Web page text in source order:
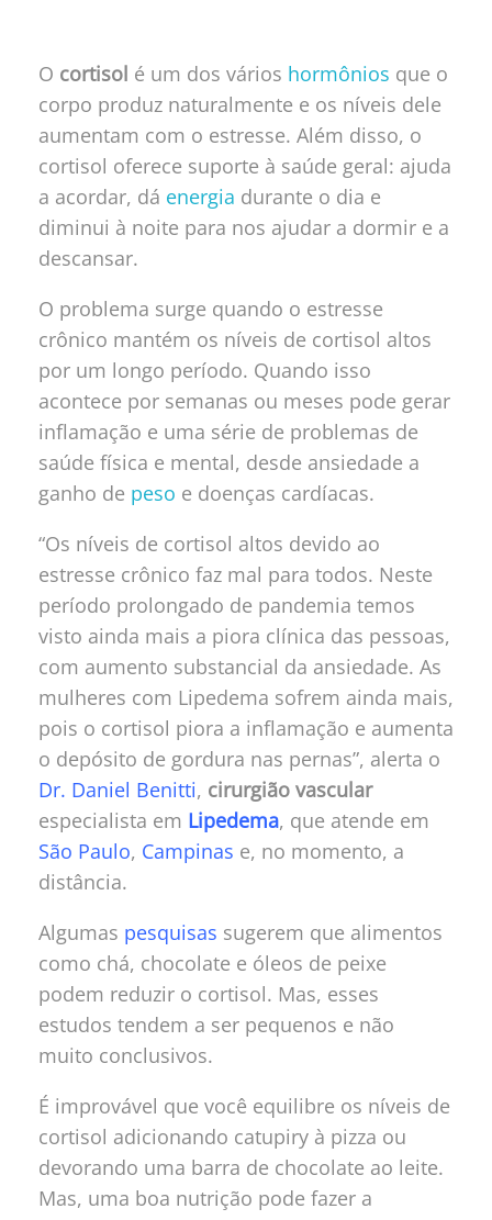
O cortisol é um dos vários hormônios que o
corpo produz naturalmente e os níveis dele
aumentam com o estresse. Além disso, o
cortisol oferece suporte à saúde geral: ajuda
a acordar, dá energia durante o dia e
diminui à noite para nos ajudar a dormir e a
descansar.
O problema surge quando o estresse
crônico mantém os níveis de cortisol altos
por um longo período. Quando isso
acontece por semanas ou meses pode gerar
inflamação e uma série de problemas de
saúde física e mental, desde ansiedade a
ganho de peso e doenças cardíacas.
“Os níveis de cortisol altos devido ao
estresse crônico faz mal para todos. Neste
período prolongado de pandemia temos
visto ainda mais a piora clínica das pessoas,
com aumento substancial da ansiedade. As
mulheres com Lipedema sofrem ainda mais,
pois o cortisol piora a inflamação e aumenta
o depósito de gordura nas pernas”, alerta o
Dr. Daniel Benitti, cirurgião vascular
especialista em Lipedema, que atende em
São Paulo, Campinas e, no momento, a
distância.
Algumas pesquisas sugerem que alimentos
como chá, chocolate e óleos de peixe
podem reduzir o cortisol. Mas, esses
estudos tendem a ser pequenos e não
muito conclusivos.
É improvável que você equilibre os níveis de
cortisol adicionando catupiry à pizza ou
devorando uma barra de chocolate ao leite.
Mas, uma boa nutrição pode fazer a